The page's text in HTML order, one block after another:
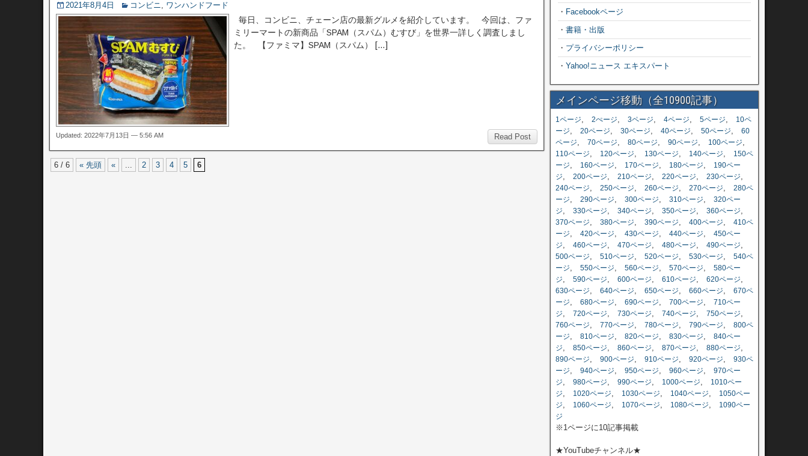
2021年8月4日 コンビニ, ワンハンドフード
毎日、コンビニ、チェーン店の最新グルメを紹介しています。 今回は、ファ
ミリーマートの新商品「SPAM（スパム）むすび」を世界一詳しく調査しまし
た。 【ファミマ】SPAM（スパム） […]
Read Post
Updated: 2022年7月13日 — 5:56 AM
6 / 6 « 先頭 « ... 2 3 4 5 6
・ Facebookページ
・ 書籍・出版
・ プライバシーポリシー
・ Yahoo!ニュース エキスパート
メインページ移動（全10900記事）
1ページ, 2ぺージ, 3ページ, 4ページ, 5ページ,
10ペ
ージ, 20ページ, 30ページ, 40ページ, 50ページ, 60
ページ, 70ページ, 80ページ, 90ページ, 100ページ,
110ページ, 120ページ, 130ページ, 140ページ,
150ペ
ージ, 160ページ, 170ページ, 180ページ,
190ペー
ジ, 200ページ, 210ページ, 220ページ, 230ページ,
240ページ, 250ページ, 260ページ, 270ページ, 280ペ
ージ, 290ページ, 300ページ, 310ページ, 320ペー
ジ, 330ページ, 340ページ, 350ページ, 360ページ,
370ページ, 380ページ, 390ページ, 400ページ, 410ペ
ージ, 420ページ, 430ページ, 440ページ, 450ペー
ジ, 460ページ, 470ページ, 480ページ, 490ページ,
500ページ, 510ページ, 520ページ, 530ページ, 540ペ
ージ, 550ページ, 560ページ, 570ページ, 580ペー
ジ, 590ページ, 600ページ, 610ページ, 620ページ,
630ページ, 640ページ, 650ページ, 660ページ, 670ペ
ージ, 680ページ, 690ページ, 700ページ, 710ペー
ジ, 720ページ, 730ページ, 740ページ, 750ページ,
760ページ, 770ページ, 780ページ, 790ページ, 800ペ
ージ, 810ページ, 820ページ, 830ページ, 840ペー
ジ, 850ページ, 860ページ, 870ページ, 880ページ,
890ページ, 900ページ, 910ページ, 920ページ, 930ペ
ージ, 940ページ, 950ページ, 960ページ, 970ペー
ジ, 980ページ, 990ページ, 1000ページ,
1010ペー
ジ, 1020ページ, 1030ページ, 1040ページ,
1050ペー
ジ, 1060ページ, 1070ページ, 1080ページ,
1090ペー
ジ
※1ページに10記事掲載
★YouTubeチャンネル★